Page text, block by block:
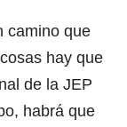
camino que
hay que
de la JEP
habrá que